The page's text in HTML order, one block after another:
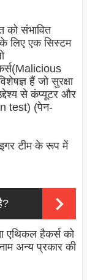
संभावित
लिए एक सिस्टम
हैं जो सुरक्षा
से कंप्यूटर और
test) (पेन-
टीम के रूप में
एथिकल हैकर्स को
अन्य प्रकार की